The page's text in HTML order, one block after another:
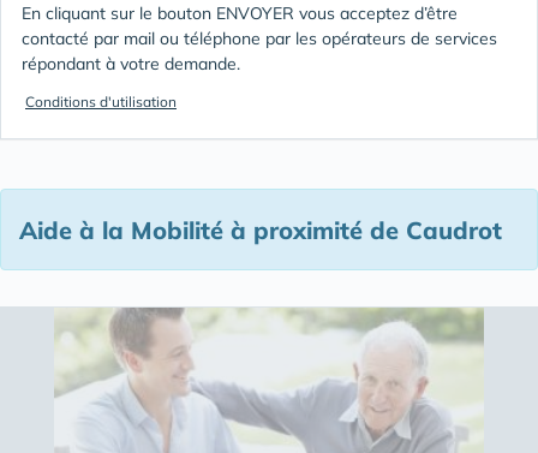
En cliquant sur le bouton ENVOYER vous acceptez d’être
contacté par mail ou téléphone par les opérateurs de services
répondant à votre demande.
Conditions d'utilisation
Aide à la Mobilité à proximité de Caudrot